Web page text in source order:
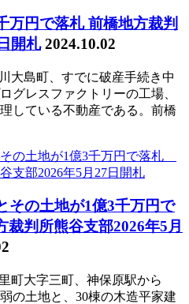
万円で落札 前橋地方裁判
開札 2024.10.02
大島町、すでに破産手続き中
グレスファクトリーの工場、
している不動産である。前橋
その土地が1億3千万円で
判所熊谷支部2026年5月
町大字三町、神保原駅から
の土地と、30棟の木造平家建